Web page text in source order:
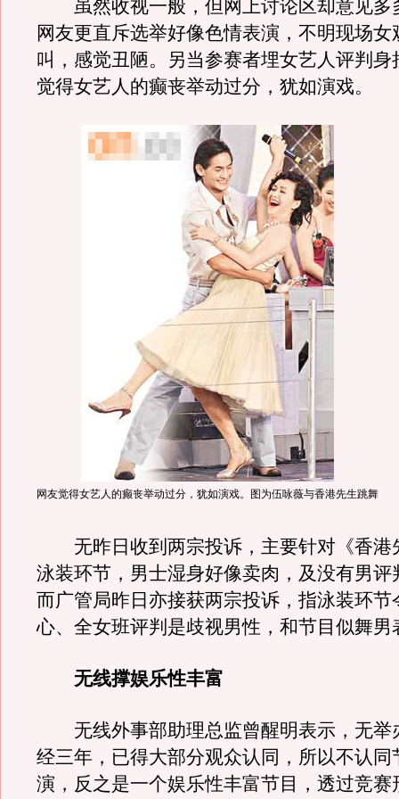
虽然收视一般，但网上讨论区却意见多
网友更直斥选举好像色情表演，不明现场女
叫，感觉丑陋。另当参赛者埋女艺人评判身
觉得女艺人的癫丧举动过分，犹如演戏。
网友觉得女艺人的癫丧举动过分，犹如演戏。图为伍咏薇与香港先生跳舞
无昨日收到两宗投诉，主要针对《香港
泳装环节，男士湿身好像卖肉，及没有男评
而广管局昨日亦接获两宗投诉，指泳装环节
心、全女班评判是歧视男性，和节目似舞男
无线撑娱乐性丰富
无线外事部助理总监曾醒明表示，无举
经三年，已得大部分观众认同，所以不认同
演，反之是一个娱乐性丰富节目，透过竞赛